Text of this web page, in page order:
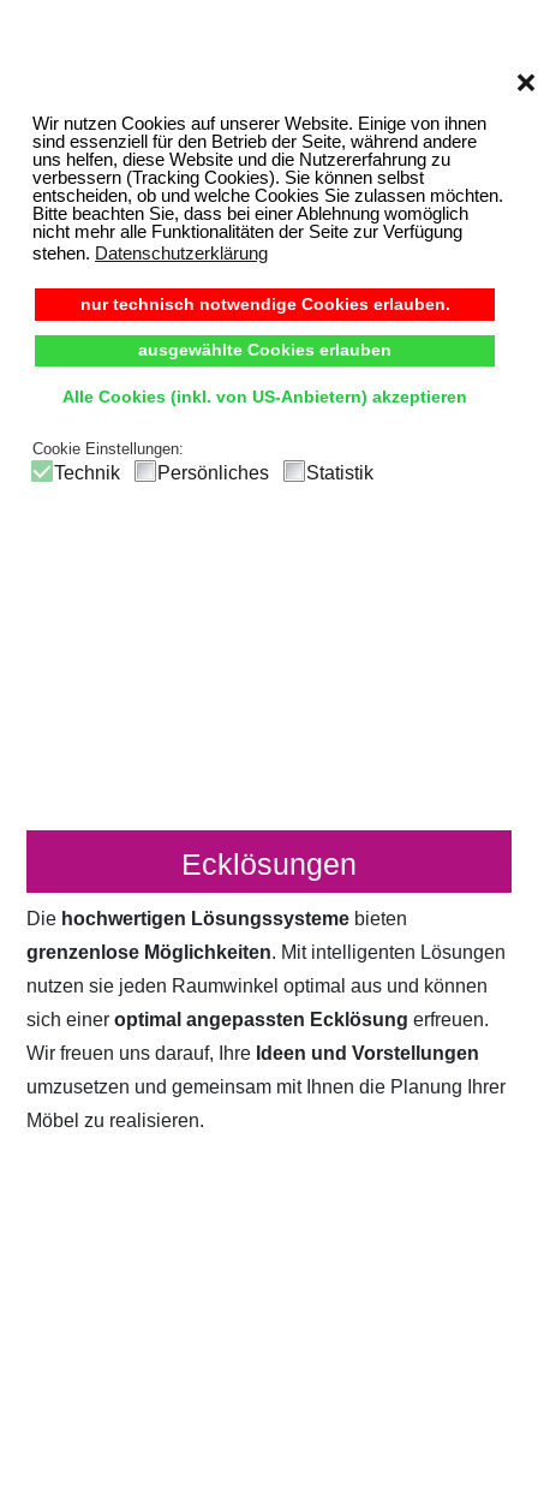
Wir nutzen Cookies auf unserer Website. Einige von ihnen
sind essenziell für den Betrieb der Seite, während andere
uns helfen, diese Website und die Nutzererfahrung zu
verbessern (Tracking Cookies). Sie können selbst
entscheiden, ob und welche Cookies Sie zulassen möchten.
Bitte beachten Sie, dass bei einer Ablehnung womöglich
nicht mehr alle Funktionalitäten der Seite zur Verfügung
stehen. Datenschutzerklärung
nur technisch notwendige Cookies erlauben.
ausgewählte Cookies erlauben
Alle Cookies (inkl. von US-Anbietern) akzeptieren
❌
Cookie Einstellungen:
Technik Persönliches Statistik
Ecklösungen
Die hochwertigen Lösungssysteme bieten
grenzenlose Möglichkeiten. Mit intelligenten Lösungen
nutzen sie jeden Raumwinkel optimal aus und können
sich eineroptimal angepassten Ecklösung erfreuen.
Wir freuen uns darauf, Ihre Ideen und Vorstellungen
umzusetzen und gemeinsam mit Ihnen die Planung Ihrer
Möbel zu realisieren.